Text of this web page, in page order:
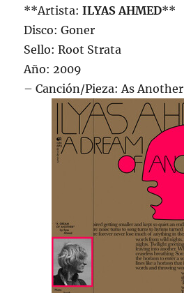
**Artista:ILYAS AHMED**
Disco: Goner
Sello: Root Strata
Año: 2009
– Canción/Pieza: As Another